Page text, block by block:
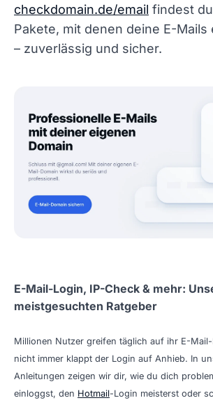
checkdomain.de/email findest
Pakete, mit denen deine E-Mails
– zuverlässig und sicher.
E-Mail-Login, IP-Check & mehr:
meistgesuchten Ratgeber
Millionen Nutzer greifen täglich auf ihr E-
nicht immer klappt der Login auf Anhieb. In
Anleitungen zeigen wir dir, wie du dich
einloggst, den Hotmail-Login meisterst oder